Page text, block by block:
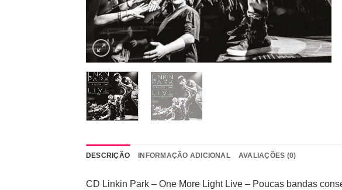
DESCRIÇÃO INFORMAÇÃO ADICIONAL AVALIAÇÕES (0)
CD Linkin Park – One More Light Live – Poucas bandas